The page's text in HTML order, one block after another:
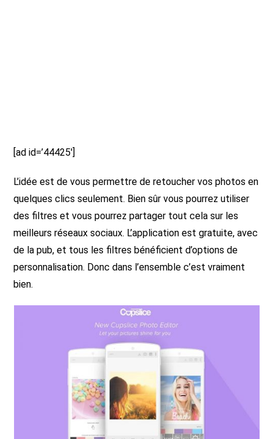
[ad id=’44425′]
L’idée est de vous permettre de retoucher vos photos en
quelques clics seulement. Bien sûr vous pourrez utiliser
des filtres et vous pourrez partager tout cela sur les
meilleurs réseaux sociaux. L’application est gratuite, avec
de la pub, et tous les filtres bénéficient d’options de
personnalisation. Donc dans l’ensemble c’est vraiment
bien.